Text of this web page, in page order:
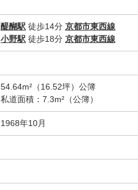
醍醐駅 徒歩14分 京都市東西線
小野駅 徒歩18分 京都市東西線
54.64m²（16.52坪）公簿
私道面積：7.3m²（公簿）
1968年10月